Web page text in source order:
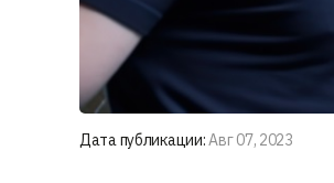
Дата публикации:Авг 07, 2023